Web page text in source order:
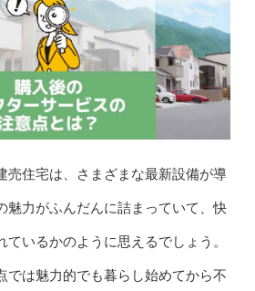
売住宅は、さまざまな最新設備が導
魅力がふんだんに詰まっていて、快
いるかのように思えるでしょう。
では魅力的でも暮らし始めてから不